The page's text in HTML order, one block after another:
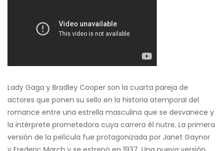
Lady Gaga y Bradley Cooper son la cuarta pareja de
actores que ponen su sello en la historia atemporal del
romance entre una estrella masculina que se desvanece y
la intérprete prometedora cuya carrera él nutre. La primera
versión de la película fue protagonizada por Janet Gaynor